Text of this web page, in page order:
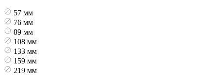
57 мм
76 мм
89 мм
108 мм
133 мм
159 мм
219 мм